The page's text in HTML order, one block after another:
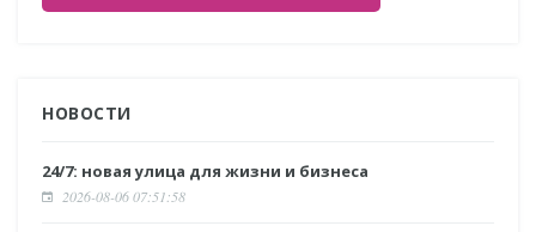
НОВОСТИ
24/7: новая улица для жизни и бизнеса
2026-08-06 07:51:58